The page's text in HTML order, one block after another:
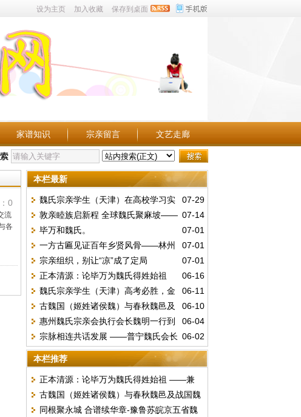
设为主页 加入收藏 保存到桌面
家谱知识 宗亲留言 文艺走廊
0
流
各
本栏最新
07-29
魏氏宗亲学生（天津）在高校学习实
况点滴。
07-14
敦亲睦族启新程 全球魏氏聚麻坡——
第五届世魏恳亲大会暨麻属魏氏公会三十周
年庆典
07-01
毕万和魏氏。
07-01
一方古匾见证百年乡贤风骨——林州
魏庄村发现民国“維持地方”木匾
07-01
宗亲组织，别让“凉”成了定局
06-16
正本清源：论毕万为魏氏得姓始祖
——兼驳“古魏公族为源”说
06-11
魏氏宗亲学生（天津）高考必胜，金
榜题名。
06-10
古魏国（姬姓诸侯魏）与春秋魏邑及
战国魏国的文明嬗变
06-04
惠州魏氏宗亲会执行会长魏明一行到
访总会汇报工作并交流《唐台魏氏谱志》编
撰事宜
06-02
宗脉相连共话发展 ——普宁魏氏会长
魏李锦赴中山海洲开展宗亲座谈
本栏推荐
正本清源：论毕万为魏氏得姓始祖 ——兼
驳“古魏公族为源”说
古魏国（姬姓诸侯魏）与春秋魏邑及战国魏
国的文明嬗变
同根聚永城 合谱续华章-豫鲁苏皖京五省魏